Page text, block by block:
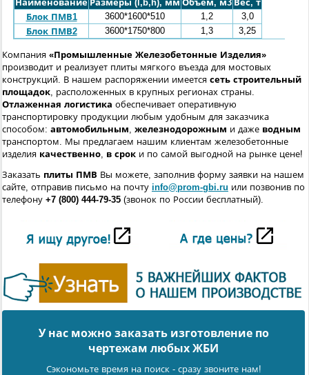
Наименование Размеры (l,b,h), мм Объем, м3 Вес, т
Блок ПМВ1
3600*1600*510 1,2
3,0
Блок ПМВ2
3600*1750*800 1,3 3,25
Компания «Промышленные Железобетонные Изделия»
производит и реализует плиты мягкого въезда для мостовых
конструкций. В нашем распоряжении имеется сеть строительный
площадок, расположенных в крупных регионах страны.
Отлаженная логистика обеспечивает оперативную
транспортировку продукции любым удобным для заказчика
способом: автомобильным, железнодорожным и даже водным
транспортом. Мы предлагаем нашим клиентам железобетонные
изделия качественно, в срок и по самой выгодной на рынке цене!
Заказать плиты ПМВ Вы можете, заполнив форму заявки на нашем
сайте, отправив письмо на почту info@prom-gbi.ru или позвонив по
телефону +7 (800) 444-79-35 (звонок по России бесплатный).
У нас можно заказать изготовление по
чертежам любых ЖБИ
Сэкономьте время на поиск - сразу звоните нам!